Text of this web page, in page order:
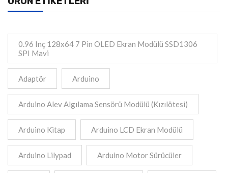
0.96 Inç 128x64 7 Pin OLED Ekran Modülü SSD1306
SPI Mavi
Adaptör Arduino
Arduino Alev Algılama Sensörü Modülü (Kızılötesi)
Arduino Kitap Arduino LCD Ekran Modülü
Arduino Lilypad Arduino Motor Sürücüler